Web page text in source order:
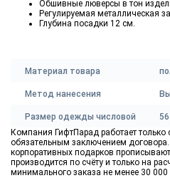
Обшивные люверсы в тон
Регулируемая металлическая
Глубина посадки 12 см.
Материал товара
Метод нанесения
Размер одежды числовой
Компания ГифтПарад работает
обязательным заключением
корпоративных подарков
производится по счёту и только на
минимального заказа не менее 30 000